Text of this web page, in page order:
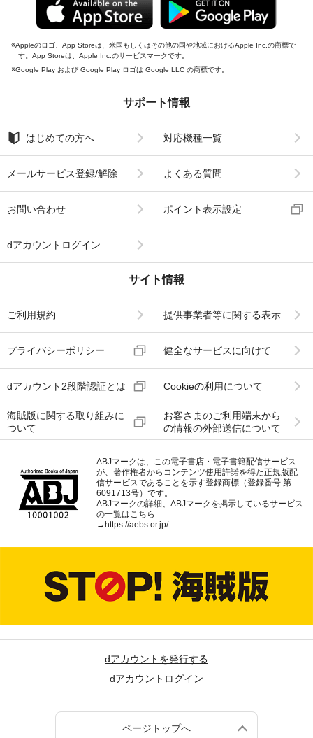
Appleのロゴ、App Storeは、米国もしくはその他の国や地域におけるApple Inc.の商標で
す。App Storeは、Apple Inc.のサービスマークです。
Google Play および Google Play ロゴは Google LLC の商標です。
サポート情報
はじめての方へ 対応機種一覧
メールサービス登録/解除 よくある質問
お問い合わせ ポイント表示設定
dアカウントログイン
サイト情報
ご利用規約 提供事業者等に関する表示
プライバシーポリシー 健全なサービスに向けて
dアカウント2段階認証とは Cookieの利用について
海賊版に関する取り組みに
ついて
お客さまのご利用端末から
の情報の外部送信について
ABJマークは、この電子書店・電子書籍配信サービス
が、著作権者からコンテンツ使用許諾を得た正規版配
信サービスであることを示す登録商標（登録番号 第
6091713号）です。
ABJマークの詳細、ABJマークを掲示しているサービス
の一覧はこちら
→ https://aebs.or.jp/
dアカウントを発行する
dアカウントログイン
ページトップへ